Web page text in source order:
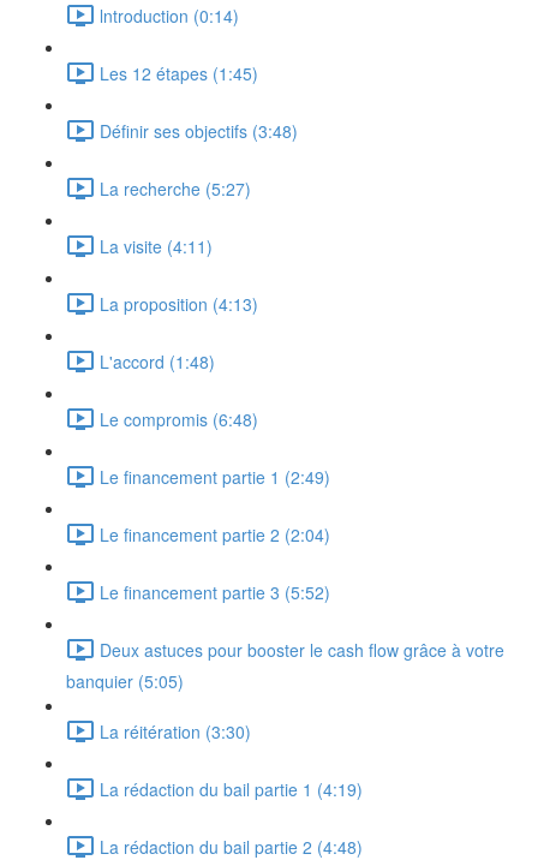
lntroduction (0:14)
Les 12 étapes (1:45)
Définir ses objectifs (3:48)
La recherche (5:27)
La visite (4:11)
La proposition (4:13)
L'accord (1:48)
Le compromis (6:48)
Le financement partie 1 (2:49)
Le financement partie 2 (2:04)
Le financement partie 3 (5:52)
Deux astuces pour booster le cash flow grâce à votre
banquier (5:05)
La réitération (3:30)
La rédaction du bail partie 1 (4:19)
La rédaction du bail partie 2 (4:48)